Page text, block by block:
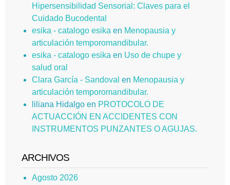
Hipersensibilidad Sensorial: Claves para el
Cuidado Bucodental
esika - catalogo esika en Menopausia y
articulación temporomandibular.
esika - catalogo esika en Uso de chupe y
salud oral
Clara García - Sandoval en Menopausia y
articulación temporomandibular.
liliana Hidalgo en PROTOCOLO DE
ACTUACCIÓN EN ACCIDENTES CON
INSTRUMENTOS PUNZANTES O AGUJAS.
ARCHIVOS
Agosto 2026